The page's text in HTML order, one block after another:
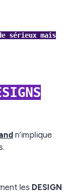
sérieux mais
n’implique
les DESIGN